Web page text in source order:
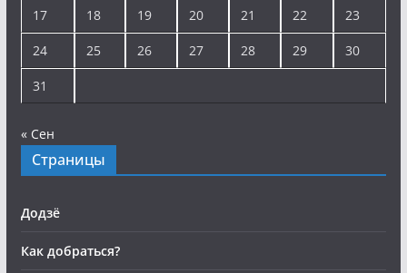
17 18 19 20 21 22 23
24 25 26 27 28 29 30
31
« Сен
Страницы
Додзё
Как добраться?